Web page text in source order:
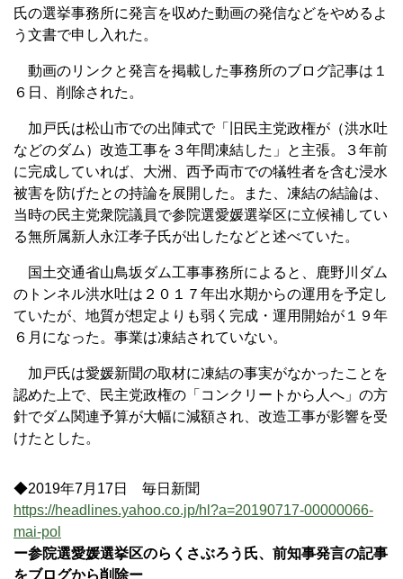
氏の選挙事務所に発言を収めた動画の発信などをやめるよ
う文書で申し入れた。
動画のリンクと発言を掲載した事務所のブログ記事は１
６日、削除された。
加戸氏は松山市での出陣式で「旧民主党政権が（洪水吐
などのダム）改造工事を３年間凍結した」と主張。３年前
に完成していれば、大洲、西予両市での犠牲者を含む浸水
被害を防げたとの持論を展開した。また、凍結の結論は、
当時の民主党衆院議員で参院選愛媛選挙区に立候補してい
る無所属新人永江孝子氏が出したなどと述べていた。
国土交通省山鳥坂ダム工事事務所によると、鹿野川ダム
のトンネル洪水吐は２０１７年出水期からの運用を予定し
ていたが、地質が想定よりも弱く完成・運用開始が１９年
６月になった。事業は凍結されていない。
加戸氏は愛媛新聞の取材に凍結の事実がなかったことを
認めた上で、民主党政権の「コンクリートから人へ」の方
針でダム関連予算が大幅に減額され、改造工事が影響を受
けたとした。
◆2019年7月17日 毎日新聞
https://headlines.yahoo.co.jp/hl?a=20190717-00000066-
mai-pol
ー参院選愛媛選挙区のらくさぶろう氏、前知事発言の記事
をブログから削除ー